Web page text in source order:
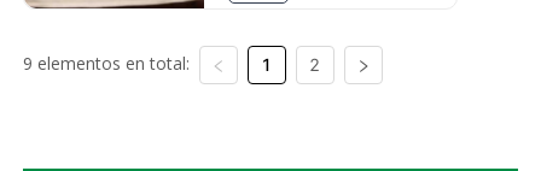
9 elementos en total: 1 2